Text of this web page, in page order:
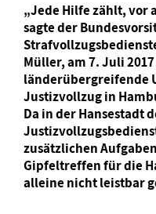
„Jede Hilfe zählt, vor
sagte der
Müller, am 7. Juli
länderübergreifende
Justizvollzug in
Da in der Hansestadt
zusätzlichen
Gipfeltreffen für die
alleine nicht leistbar